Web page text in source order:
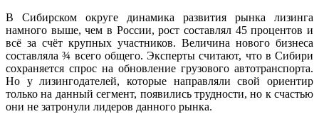
В Сибирском округе динамика развития рынка лизинга
намного выше, чем в России, рост составлял 45 процентов и
всё за счёт крупных участников. Величина нового бизнеса
составляла ¾ всего общего. Эксперты считают, что в Сибири
сохраняется спрос на обновление грузового автотранспорта.
Но у лизингодателей, которые направляли свой ориентир
только на данный сегмент, появились трудности, но к счастью
они не затронули лидеров данного рынка.